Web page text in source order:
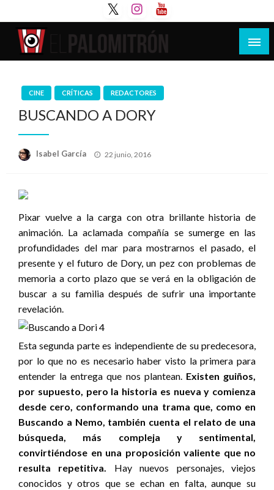
al
contenido
Tu espacio de la industria de cine española y
CINE CRÍTICAS REDACTORES
BUSCANDO A DORY
Isabel García
Publicado
22 junio, 2016
Pixar vuelve a la carga con otra brillante historia de
animación. La aclamada compañía se sumerge en las
profundidades del mar para mostrarnos el pasado, el
presente y el futuro de Dory, un pez con problemas de
memoria a corto plazo que se verá en la obligación de
buscar a su familia después de sufrir una importante
revelación.
Esta segunda parte es independiente de su predecesora,
por lo que no es necesario haber visto la primera para
entender la entrega que nos plantean. Existen guiños,
por supuesto, pero la historia es nueva y comienza
desde cero, conformando una trama que, como en
Buscando a Nemo, también cuenta el relato de una
búsqueda, más compleja y sentimental,
convirtiéndose en una proposición valiente que no
resulta repetitiva. Hay nuevos personajes, viejos
conocidos y otros que se echan en falta, aunque su